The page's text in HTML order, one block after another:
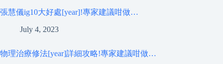
張慧儀ig10大好處[year]!專家建議咁做…
July 4, 2023
物理治療修法[year]詳細攻略!專家建議咁做…